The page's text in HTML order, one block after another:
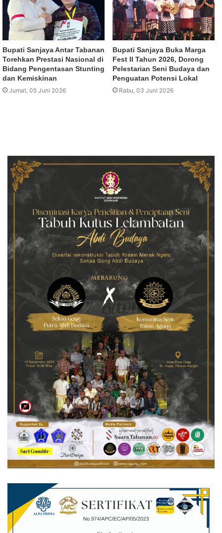
Bupati Sanjaya Antar Tabanan
Torehkan Prestasi Nasional di
Bidang Pengentasan Stunting
dan Kemiskinan
Jumat, 05 Juni 2026
Bupati Sanjaya Buka Marga
Fest II Tahun 2026, Dorong
Pelestarian Seni Budaya dan
Penguatan Potensi Lokal
Rabu, 03 Juni 2026